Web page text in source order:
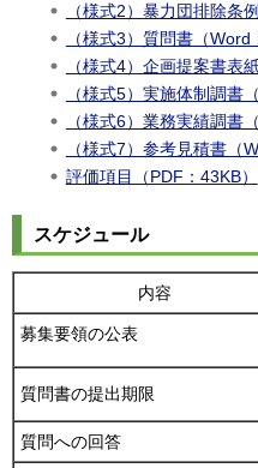
（様式2）暴力団排除条
（様式3）質問書（Word
（様式4）企画提案書表
（様式5）実施体制調書
（様式6）業務実績調書
（様式7）参考見積書（
評価項目（PDF：43KB）
スケジュール
内容
募集要領の公表
質問書の提出期限
質問への回答